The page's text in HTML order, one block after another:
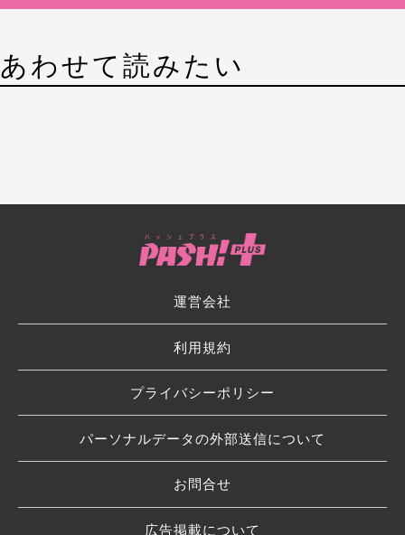
あわせて読みたい
運営会社
利用規約
プライバシーポリシー
パーソナルデータの外部送信について
お問合せ
広告掲載について